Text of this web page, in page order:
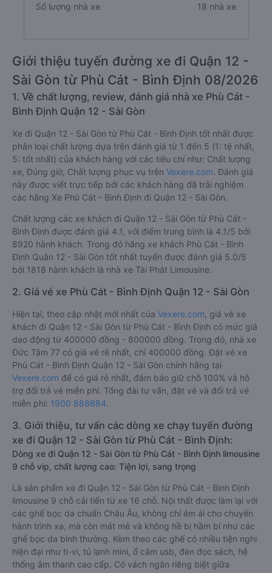
Số lượng nhà xe 18 nhà xe
Giới thiệu tuyến đường xe đi Quận 12 -
Sài Gòn từ Phù Cát - Bình Định 08/2026
1. Về chất lượng, review, đánh giá nhà xe Phù Cát -
Bình Định Quận 12 - Sài Gòn
Xe đi Quận 12 - Sài Gòn từ Phù Cát - Bình Định tốt nhất được
phân loại chất lượng dựa trên đánh giá từ 1 đến 5 (1: tệ nhất,
5: tốt nhất) của khách hàng với các tiêu chí như: Chất lượng
xe, Đúng giờ, Chất lượng phục vụ trên Vexere.com. Đánh giá
này được viết trực tiếp bởi các khách hàng đã trải nghiệm
các hãng Xe Phù Cát - Bình Định đi Quận 12 - Sài Gòn.
Chất lượng các xe khách đi Quận 12 - Sài Gòn từ Phù Cát -
Bình Định được đánh giá 4.1, với điểm trung bình là 4.1/5 bởi
8920 hành khách. Trong đó hãng xe khách Phù Cát - Bình
Định Quận 12 - Sài Gòn tốt nhất tuyến được đánh giá 5.0/5
bởi 1818 hành khách là nhà xe Tài Phát Limousine.
2. Giá vé xe Phù Cát - Bình Định Quận 12 - Sài Gòn
Hiện tại, theo cập nhật mới nhất của Vexere.com , giá vé xe
khách đi Quận 12 - Sài Gòn từ Phù Cát - Bình Định có mức giá
dao động từ 400000 đồng - 800000 đồng. Trong đó, nhà xe
Đức Tâm 77 có giá vé rẻ nhất, chỉ 400000 đồng. Đặt vé xe
Phù Cát - Bình Định Quận 12 - Sài Gòn chính hãng tại
Vexere.com để có giá rẻ nhất, đảm bảo giữ chỗ 100% và hỗ
trợ đổi trả vé miễn phí. Tổng đài tư vấn, đặt vé và đổi trả vé
miễn phí: 1900 888684.
3. Giới thiệu, tư vấn các dòng xe chạy tuyến đường
xe đi Quận 12 - Sài Gòn từ Phù Cát - Bình Định:
Dòng xe đi Quận 12 - Sài Gòn từ Phù Cát - Bình Định limousine
9 chỗ vip, chất lượng cao: Tiện lợi, sang trọng
Là sản phẩm xe đi Quận 12 - Sài Gòn từ Phù Cát - Bình Định
limousine 9 chỗ cải tiến từ xe 16 chỗ. Nội thất được làm lại với
các ghế bọc da chuẩn Châu Âu, không chỉ êm ái cho chuyến
hành trình xa, mà còn mát mẻ và không hề bị hầm bí như các
ghế bọc da bình thường. Kèm theo các ghế có nhiều tiện nghi
hiện đại như ti-vi, tủ lạnh mini, ổ cắm usb, đèn đọc sách, hệ
thống âm thanh cao cấp. Có vách ngăn riêng biệt giữa